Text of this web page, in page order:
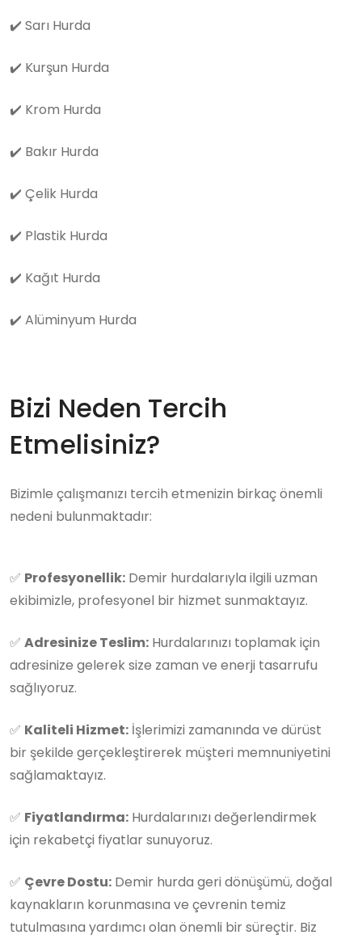
✔️ Sarı Hurda
✔️ Kurşun Hurda
✔️ Krom Hurda
✔️ Bakır Hurda
✔️ Çelik Hurda
✔️ Plastik Hurda
✔️ Kağıt Hurda
✔️ Alüminyum Hurda
Bizi Neden Tercih
Etmelisiniz?
Bizimle çalışmanızı tercih etmenizin birkaç önemli
nedeni bulunmaktadır:
✅ Profesyonellik: Demir hurdalarıyla ilgili uzman
ekibimizle, profesyonel bir hizmet sunmaktayız.
✅ Adresinize Teslim: Hurdalarınızı toplamak için
adresinize gelerek size zaman ve enerji tasarrufu
sağlıyoruz.
✅ Kaliteli Hizmet: İşlerimizi zamanında ve dürüst
bir şekilde gerçekleştirerek müşteri memnuniyetini
sağlamaktayız.
✅ Fiyatlandırma: Hurdalarınızı değerlendirmek
için rekabetçi fiyatlar sunuyoruz.
✅ Çevre Dostu: Demir hurda geri dönüşümü, doğal
kaynakların korunmasına ve çevrenin temiz
tutulmasına yardımcı olan önemli bir süreçtir. Biz